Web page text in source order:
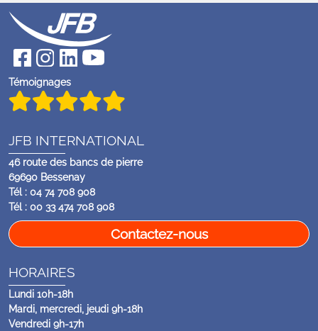
Témoignages
JFB INTERNATIONAL
46 route des bancs de pierre
69690 Bessenay
Tél : 04 74 708 908
Tél : 00 33 474 708 908
Contactez-nous
HORAIRES
Lundi 10h-18h
Mardi, mercredi, jeudi 9h-18h
Vendredi 9h-17h